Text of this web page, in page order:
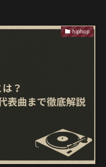
hiphop